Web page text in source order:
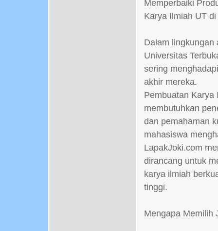
Memperbaiki
Karya Ilmiah UT
Dalam lingkungan
Universitas
sering
akhir mereka.
Pembuatan Karya
membutuhkan
dan pemahaman
mahasiswa
LapakJoki.com
dirancang untuk
karya ilmiah
tinggi.
Mengapa Memilih